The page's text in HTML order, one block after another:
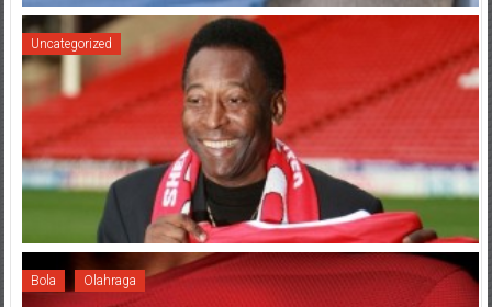
Uncategorized
Bola Olahraga